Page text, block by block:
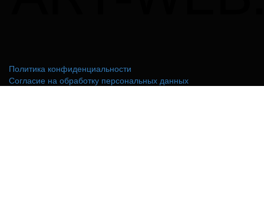
Политика конфиденциальности
Согласие на обработку персональных данных